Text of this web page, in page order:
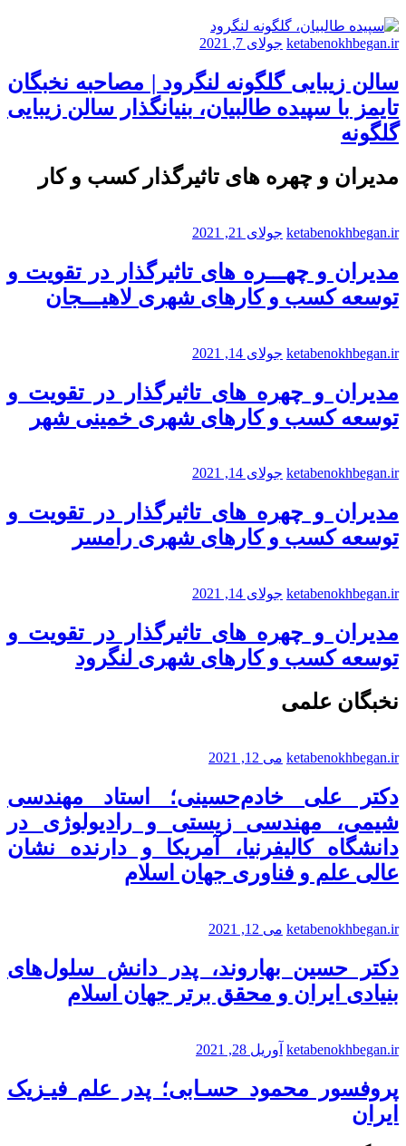
ketabenokhbegan.ir جولای 7, 2021
سالن زیبایی گلگونه لنگرود | مصاحبه نخبگان
تایمز با سپیده طالبیان، بنیانگذار سالن زیبایی
گلگونه
مدیران و چهره های تاثیرگذار کسب و کار
ketabenokhbegan.ir جولای 21, 2021
مدیران و چهـــره های تاثیرگذار در تقویت و
توسعه کسب و کارهای شهری لاهیـــجان
ketabenokhbegan.ir جولای 14, 2021
مدیران و چهره های تاثیرگذار در تقویت و
توسعه کسب و کارهای شهری خمینی شهر
ketabenokhbegan.ir جولای 14, 2021
مدیران و چهره های تاثیرگذار در تقویت و
توسعه کسب و کارهای شهری رامسر
ketabenokhbegan.ir جولای 14, 2021
مدیران و چهره های تاثیرگذار در تقویت و
توسعه کسب و کارهای شهری لنگرود
نخبگان علمی
ketabenokhbegan.ir می 12, 2021
دکتر علی خادم‌حسینی؛ استاد مهندسی
شیمی، مهندسی زیستی و رادیولوژی در
دانشگاه کالیفرنیا، آمریکا و دارنده نشان
عالی علم و فناوری جهان اسلام
ketabenokhbegan.ir می 12, 2021
دکتر حسین بهاروند، پدر دانش سلول‌های
بنیادی ایران و محقق برتر جهان اسلام
ketabenokhbegan.ir آوریل 28, 2021
پروفسور محمود حسـابی؛ پدر علم فیـزیک
ایران